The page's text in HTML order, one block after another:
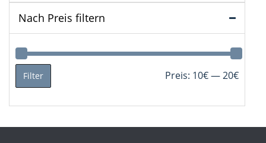
Nach Preis filtern
Min.
Max.
Filter Preis: 10€—20€